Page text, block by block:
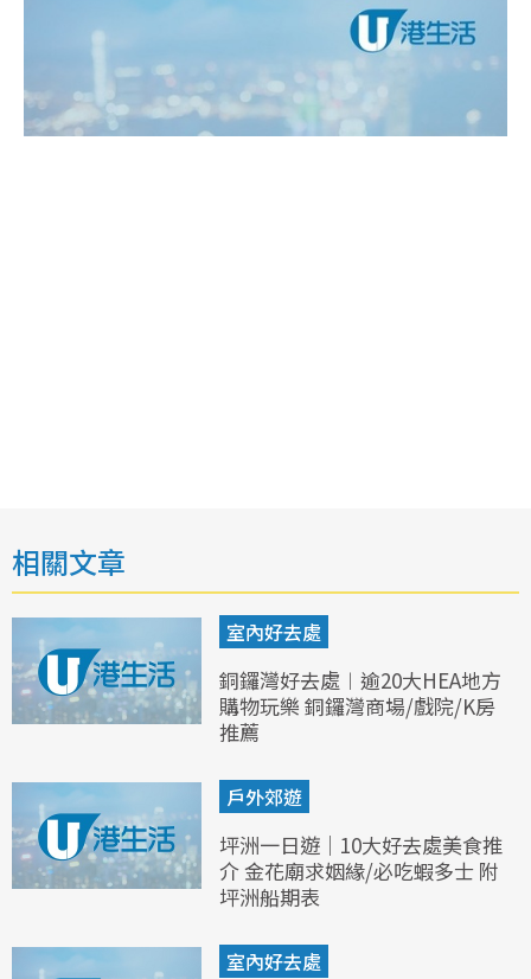
相關文章
室內好去處
銅鑼灣好去處︱逾20大HEA地方
購物玩樂 銅鑼灣商場/戲院/K房
推薦
戶外郊遊
坪洲一日遊｜10大好去處美食推
介 金花廟求姻緣/必吃蝦多士 附
坪洲船期表
室內好去處